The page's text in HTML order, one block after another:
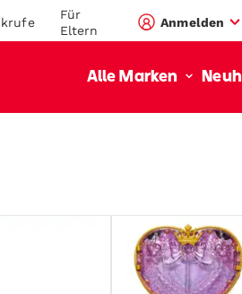
Für
Eltern
Anmelden
Alle Marken